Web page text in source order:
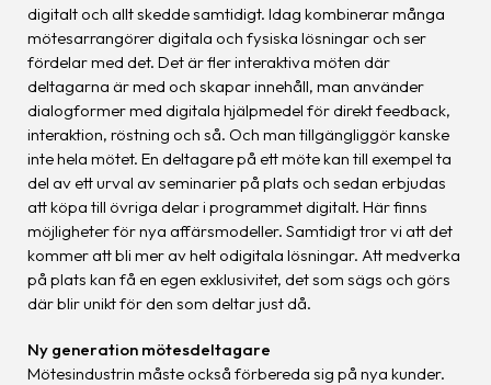
digitalt och allt skedde samtidigt. Idag kombinerar många
mötesarrangörer digitala och fysiska lösningar och ser
fördelar med det. Det är fler interaktiva möten där
deltagarna är med och skapar innehåll, man använder
dialogformer med digitala hjälpmedel för direkt feedback,
interaktion, röstning och så. Och man tillgängliggör kanske
inte hela mötet. En deltagare på ett möte kan till exempel ta
del av ett urval av seminarier på plats och sedan erbjudas
att köpa till övriga delar i programmet digitalt. Här finns
möjligheter för nya affärsmodeller. Samtidigt tror vi att det
kommer att bli mer av helt odigitala lösningar. Att medverka
på plats kan få en egen exklusivitet, det som sägs och görs
där blir unikt för den som deltar just då.
Ny generation mötesdeltagare
Mötesindustrin måste också förbereda sig på nya kunder.